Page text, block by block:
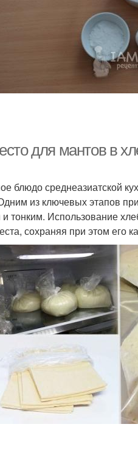
для мантов в
блюдо среднеазиатской
из ключевых этапов
тонким. Использование
сохраняя при этом его